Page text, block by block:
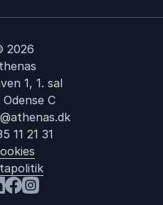
2026
1, 1. sal
C
11 21 31